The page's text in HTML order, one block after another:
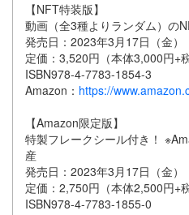
【NFT特装版】
動画（全3種よりランダム）の
発売日：2023年3月17日（金）
定価：3,520円（本体3,000円+税
ISBN978-4-7783-1854-3
Amazon： https://
【Amazon限定版】
特製フレークシール付き！
産
発売日：2023年3月17日（金）
定価：2,750円（本体2,500円+税
ISBN978-4-7783-1855-0